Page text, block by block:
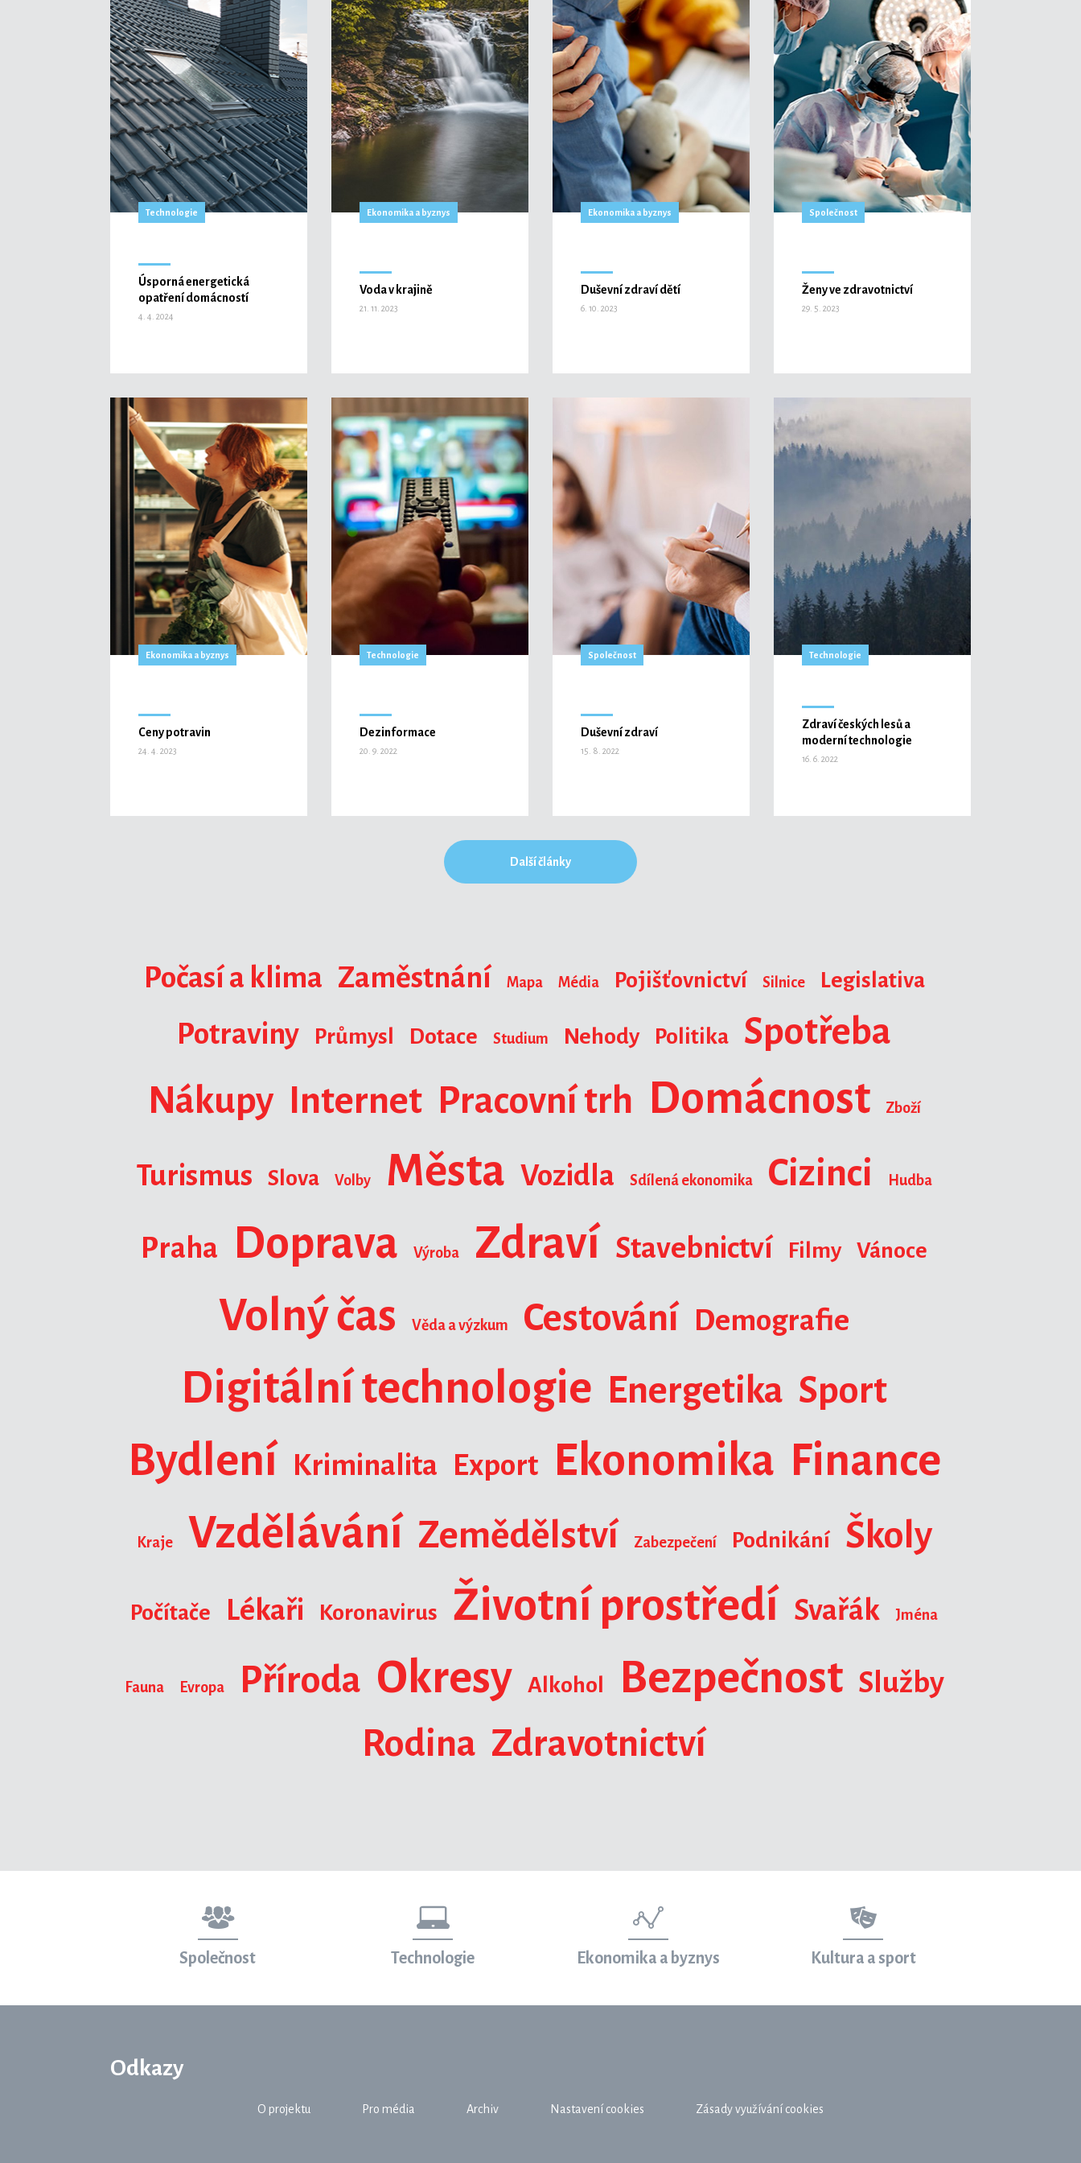
Úsporná energetická
opatření domácností
4. 4. 2024
Technologie
Voda v krajině
21. 11. 2023
Ekonomika a byznys
Duševní zdraví dětí
6. 10. 2023
Ekonomika a byznys
Ženy ve zdravotnictví
29. 5. 2023
Společnost
Ceny potravin
24. 4. 2023
Ekonomika a byznys
Dezinformace
20. 9. 2022
Technologie
Duševní zdraví
15. 8. 2022
Společnost
Zdraví českých lesů a
moderní technologie
16. 6. 2022
Technologie
Další články
Počasí a klima Zaměstnání Mapa Média Pojišťovnictví Silnice Legislativa
Potraviny Průmysl Dotace Studium Nehody Politika
Spotřeba
Nákupy
Internet Pracovní trh Domácnost Zboží
Turismus Slova Volby Města Vozidla Sdílená ekonomika Cizinci Hudba
Praha Doprava Výroba Zdraví Stavebnictví Filmy Vánoce
Volný čas Věda a výzkum Cestování Demografie
Digitální technologie Energetika Sport
Bydlení Kriminalita Export Ekonomika Finance
Kraje Vzdělávání Zemědělství Zabezpečení Podnikání Školy
Počítače Lékaři Koronavirus Životní prostředí Svařák Jména
Fauna Evropa Příroda Okresy Alkohol Bezpečnost Služby
Rodina Zdravotnictví
Společnost Technologie Ekonomika a byznys Kultura a sport
Odkazy
O projektu Pro média Archiv Nastavení cookies Zásady využívání cookies